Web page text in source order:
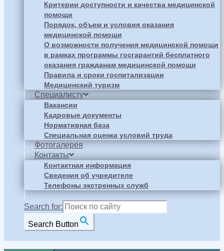
Критерии доступности и качества медицинской
помощи
Порядок, объем и условия оказания
медицинской помощи
О возможности получения медицинской помощи
в рамках программы госгарантий бесплатного
оказания гражданам медицинской помощи
Правила и сроки госпитализации
Медицинский туризм
Специалисту
Вакансии
Кадровые документы
Нормативная база
Специальная оценка условий труда
Фотогалерея
Контакты
Контактная информация
Сведения об учредителе
Телефоны экстренных служб
Search for:
Search Button